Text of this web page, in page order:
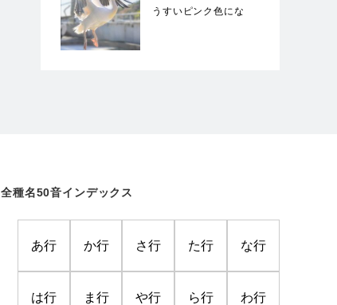
うすいピンク色にな
全種名50音インデックス
あ行 か行 さ行 た行 な行
は行 ま行 や行 ら行 わ行